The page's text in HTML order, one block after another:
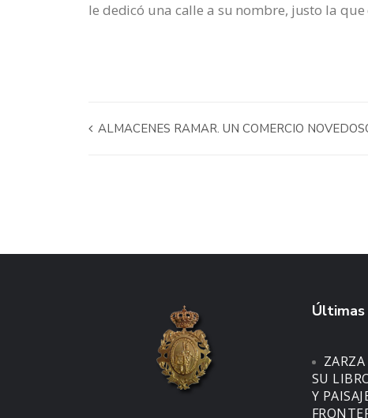
le dedicó una calle a su nombre, justo la
ALMACENES RAMAR. UN COMERCIO
Últimas
SU
Y